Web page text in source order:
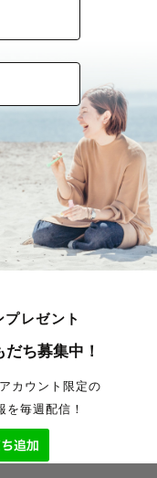
プレゼント
だち募集中！
カウント限定の
を毎週配信！